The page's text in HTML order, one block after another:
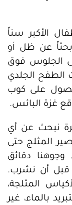
الأكبر سناً
عن ظل أو
الجلوس فوق
الطفح الجلدي
على كوب
غزة البائس.
نبحث عن أي
المثلج حتى
دقائق
قبل أن نشرب.
المثلجة،
بالماء، غير